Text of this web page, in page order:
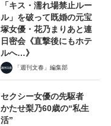
「キス・濡れ場禁止ルー
ル」を破って既婚の元宝
塚女優・花乃まりあと連
日密会《直撃後にもホテ
ルへ…》
「週刊文春」編集部
セクシー女優の先駆者
かたせ梨乃60歳の“私生
活”